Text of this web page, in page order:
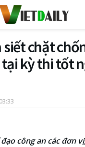
siết chặt
tại kỳ thi tốt
công an các đơn